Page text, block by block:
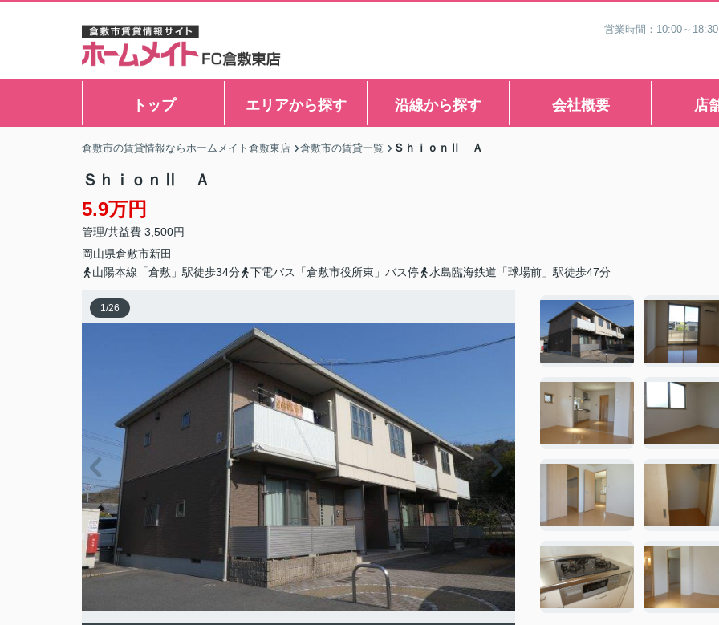
営業時間：10:00～
トップ エリアから探す 沿線から探す 会社概要 店
倉敷市の賃貸情報ならホームメイト倉敷東店 倉敷市の賃貸一覧 ＳｈｉｏｎⅡ Ａ
ＳｈｉｏｎⅡ Ａ
5.9万円
管理/共益費 3,500円
岡山県倉敷市新田
山陽本線「倉敷」駅徒歩34分
下電バス「倉敷市役所東」バス停 水島臨海鉄道「球場前」駅徒歩47分
1/26